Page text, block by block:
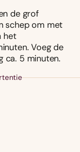
de grof
schep om met
het
Voeg de
ca. 5 minuten.